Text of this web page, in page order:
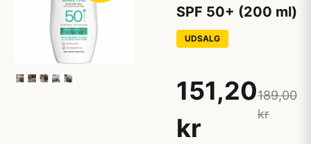
SPF 50+ (200 ml)
UDSALG
151,20
kr
189,00
kr